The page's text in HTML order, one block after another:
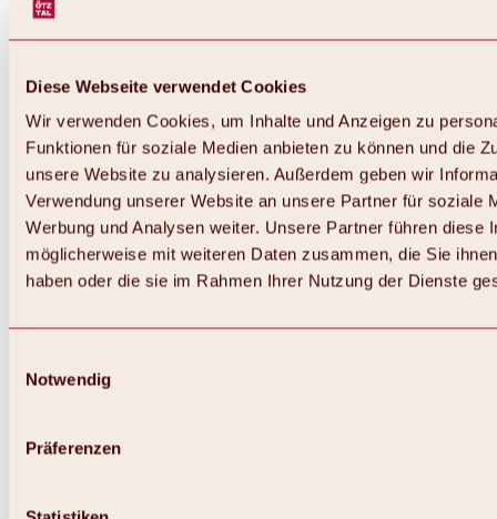
Diese Webseite verwendet Cookies
Wir verwenden Cookies, um Inhalte und Anzeigen zu
Funktionen für soziale Medien anbieten zu können und die
unsere Website zu analysieren. Außerdem geben wir
Verwendung unserer Website an unsere Partner für soziale
Werbung und Analysen weiter. Unsere Partner führen diese
möglicherweise mit weiteren Daten zusammen, die Sie
haben oder die sie im Rahmen Ihrer Nutzung der Dienste
Notwendig
Präferenzen